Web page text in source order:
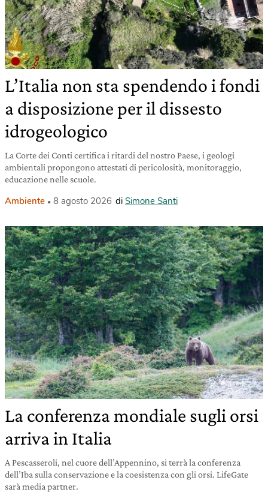
L’Italia non sta spendendo i fondi
a disposizione per il dissesto
idrogeologico
La Corte dei Conti certifica i ritardi del nostro Paese, i geologi
ambientali propongono attestati di pericolosità, monitoraggio,
educazione nelle scuole.
Ambiente 8 agosto 2026 di Simone Santi
La conferenza mondiale sugli orsi
arriva in Italia
A Pescasseroli, nel cuore dell’Appennino, si terrà la conferenza
dell’Iba sulla conservazione e la coesistenza con gli orsi. LifeGate
sarà media partner.